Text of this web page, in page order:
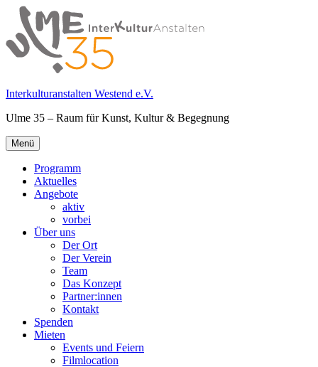
Springe
zum
Inhalt
Interkulturanstalten Westend e.V.
Ulme 35 – Raum für Kunst, Kultur & Begegnung
Primäres
Menü
Menü
Programm
Aktuelles
Angebote
aktiv
vorbei
Über uns
Der Ort
Der Verein
Team
Das Konzept
Partner:innen
Kontakt
Spenden
Mieten
Events und Feiern
Filmlocation